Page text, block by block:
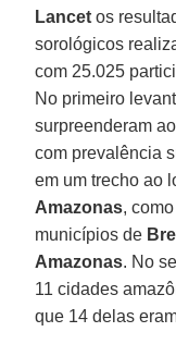
Lancet os
sorológicos
com 25.025
No primeiro
surpreenderam
com prevalência
em um trecho ao
Amazonas, como
municípios de
Amazonas. No
11 cidades
que 14 delas